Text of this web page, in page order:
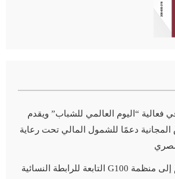
“اليوم العالمي للشباب” ويقدم
المجانية دعمًا للشمول المالي تحت رعاية
چرمين عامر تنضم إلى منظمة G100 التابعة للرابطة النسائية